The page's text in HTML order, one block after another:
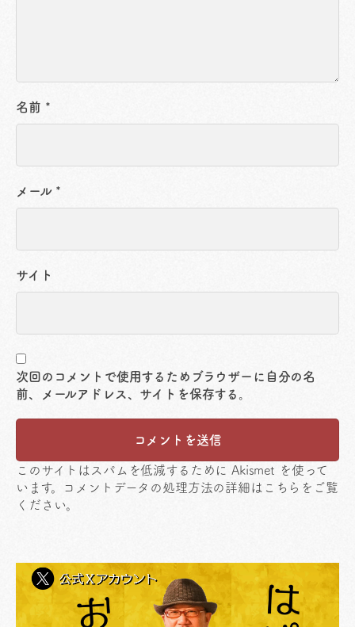
名前 *
メール *
サイト
次回のコメントで使用するためブラウザーに自分の名
前、メールアドレス、サイトを保存する。
このサイトはスパムを低減するために Akismet を使って
います。
コメントデータの処理方法の詳細はこちらをご覧
ください。